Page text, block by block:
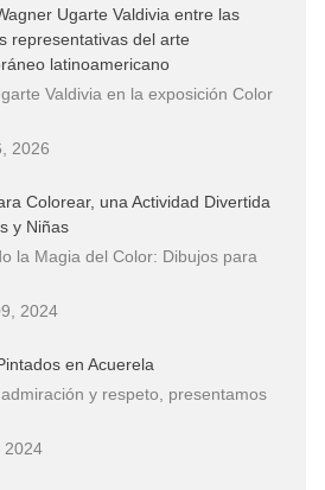
Ugarte Valdivia entre las
representativas del arte
latinoamericano
Valdivia en la exposición Color
2026
Colorear, una Actividad Divertida
y Niñas
la Magia del Color: Dibujos para
2024
en Acuerela
y respeto, presentamos
2024